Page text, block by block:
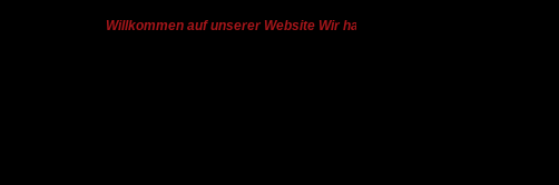
Willkommen auf unserer Website Wir haben von Ts3 zu Discord